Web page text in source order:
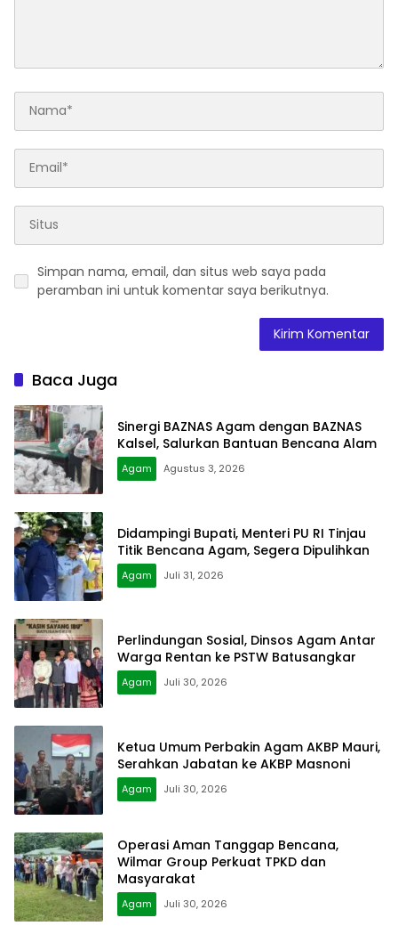
Simpan nama, email, dan situs web saya pada
peramban ini untuk komentar saya berikutnya.
Baca Juga
Sinergi BAZNAS Agam dengan BAZNAS
Kalsel, Salurkan Bantuan Bencana Alam
Agam Agustus 3, 2026
Didampingi Bupati, Menteri PU RI Tinjau
Titik Bencana Agam, Segera Dipulihkan
Agam Juli 31, 2026
Perlindungan Sosial, Dinsos Agam Antar
Warga Rentan ke PSTW Batusangkar
Agam Juli 30, 2026
Ketua Umum Perbakin Agam AKBP Mauri,
Serahkan Jabatan ke AKBP Masnoni
Agam Juli 30, 2026
Operasi Aman Tanggap Bencana,
Wilmar Group Perkuat TPKD dan
Masyarakat
Agam Juli 30, 2026